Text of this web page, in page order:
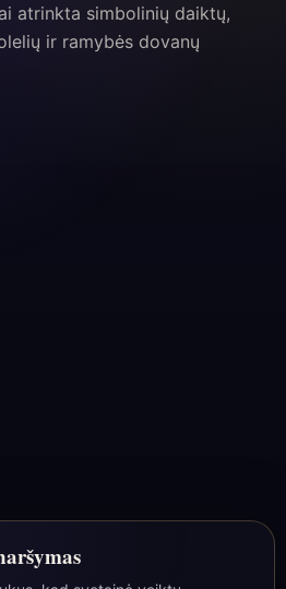
atrinkta simbolinių daiktų,
ir ramybės dovanų